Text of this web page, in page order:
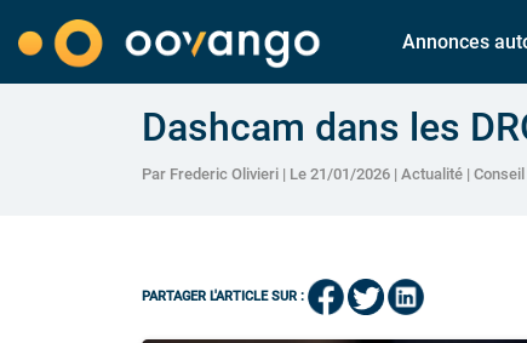
Annonces
Dashcam dans les
Par Frederic Olivieri | Le 21/01/2026 | Actualité | Conseil
PARTAGER L'ARTICLE SUR :